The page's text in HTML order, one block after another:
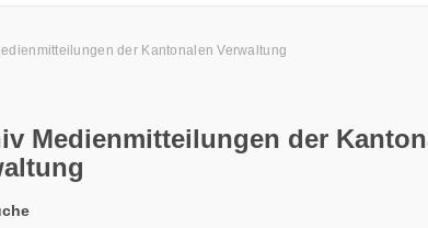
der Kantonalen Verwaltung
Medienmitteilungen der